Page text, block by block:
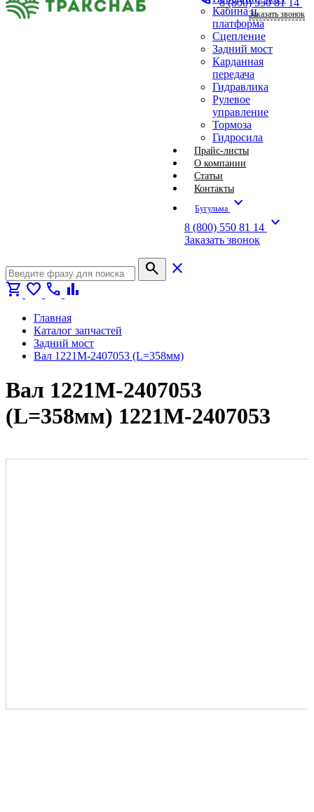
Кабина и
платформа
Сцепление
Задний мост
Карданная
передача
Гидравлика
Рулевое
управление
Тормоза
Гидросила
Прайс-листы
О компании
Статьи
Контакты
Бугульма expand_more
8 (800) 550 81 14 expand_more
Заказать звонок
Заказать звонок
search
close
shopping_cart favorite call bar_chart
Главная
Каталог запчастей
Задний мост
Вал 1221М-2407053 (L=358мм)
Вал 1221М-2407053
(L=358мм) 1221М-2407053